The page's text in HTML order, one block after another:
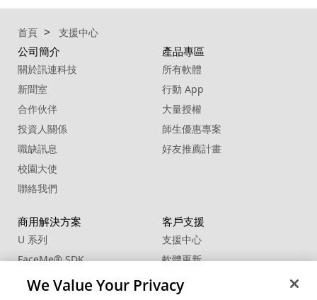
首頁 支援中心
公司簡介
關於訊連科技
新聞室
合作伙伴
投資人關係
職缺訊息
校園大使
聯絡我們
產品專區
所有軟體
行動 App
大量授權
師生優惠專案
好友推薦計畫
商用解決方案
U 系列
FaceMe®SDK
客戶支援
支援中心
軟體更新
We Value Your Privacy